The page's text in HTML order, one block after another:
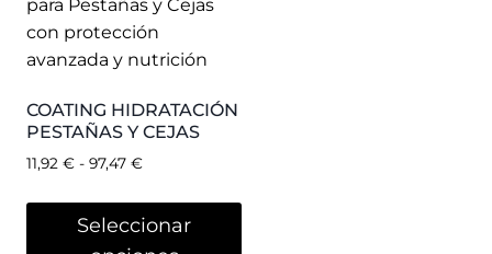
COATING HIDRATACIÓN
PESTAÑAS Y CEJAS
11,92 € - 97,47 €
Seleccionar